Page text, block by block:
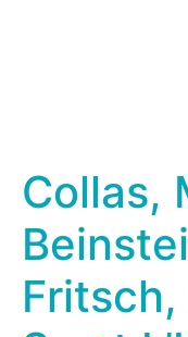
Collas,